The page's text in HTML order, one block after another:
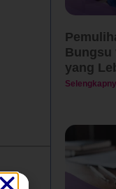
Bungsu
yang